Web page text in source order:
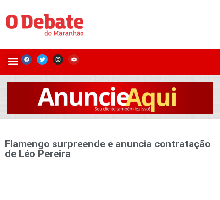
Flamengo surpreende e anuncia contratação
de Léo Pereira